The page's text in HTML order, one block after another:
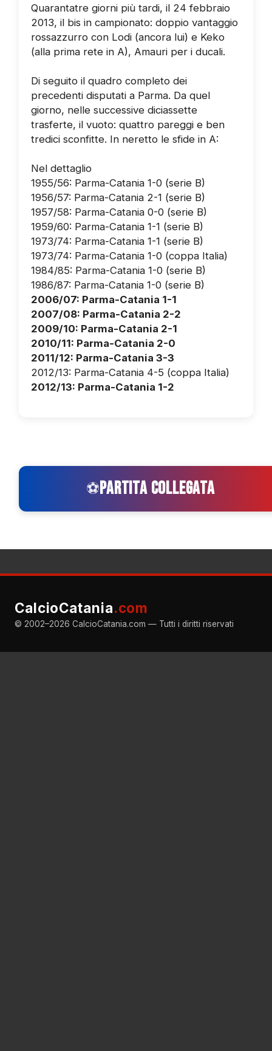
Quarantatre giorni più tardi, il 24 febbraio
2013, il bis in campionato: doppio vantaggio
rossazzurro con Lodi (ancora lui) e Keko
(alla prima rete in A), Amauri per i ducali.
Di seguito il quadro completo dei
precedenti disputati a Parma. Da quel
giorno, nelle successive diciassette
trasferte, il vuoto: quattro pareggi e ben
tredici sconfitte. In neretto le sfide in A:
Nel dettaglio
1955/56: Parma-Catania 1-0 (serie B)
1956/57: Parma-Catania 2-1 (serie B)
1957/58: Parma-Catania 0-0 (serie B)
1959/60: Parma-Catania 1-1 (serie B)
1973/74: Parma-Catania 1-1 (serie B)
1973/74: Parma-Catania 1-0 (coppa Italia)
1984/85: Parma-Catania 1-0 (serie B)
1986/87: Parma-Catania 1-0 (serie B)
2006/07: Parma-Catania 1-1
2007/08: Parma-Catania 2-2
2009/10: Parma-Catania 2-1
2010/11: Parma-Catania 2-0
2011/12: Parma-Catania 3-3
2012/13: Parma-Catania 4-5 (coppa Italia)
2012/13: Parma-Catania 1-2
⚽PARTITA COLLEGATA
CalcioCatania.com
© 2002–2026 CalcioCatania.com — Tutti i diritti riservati